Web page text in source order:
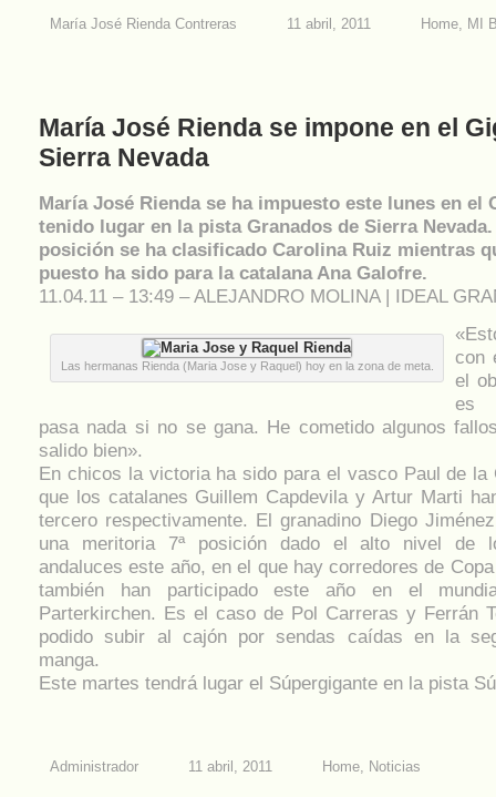
María José Rienda Contreras 11 abril, 2011 Home, MI
María José Rienda se impone en el
Sierra Nevada
María José Rienda se ha impuesto este lunes en el
tenido lugar en la pista Granados de Sierra
posición se ha clasificado Carolina Ruiz mientras
puesto ha sido para la catalana Ana Galofre.
11.04.11 – 13:49 – ALEJANDRO MOLINA | IDEAL
Las hermanas Rienda (Maria Jose y Raquel) hoy en la zona de meta.
con
el
es
pasa nada si no se gana. He cometido algunos
salido bien».
En chicos la victoria ha sido para el vasco Paul de la
que los catalanes Guillem Capdevila y Artur Marti
tercero respectivamente. El granadino Diego
una meritoria 7ª posición dado el alto nivel de
andaluces este año, en el que hay corredores de
también han participado este año en el
Parterkirchen. Es el caso de Pol Carreras y Ferrán
podido subir al cajón por sendas caídas en la
manga.
Este martes tendrá lugar el Súpergigante en la pista
Administrador 11 abril, 2011 Home Noticias